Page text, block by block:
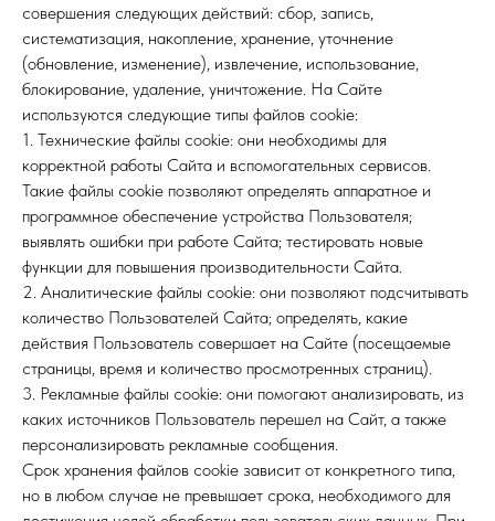
совершения следующих действий: сбор, запись,
систематизация, накопление, хранение, уточнение
(обновление, изменение), извлечение, использование,
блокирование, удаление, уничтожение. На Сайте
используются следующие типы файлов cookie:
1. Технические файлы cookie: они необходимы для
корректной работы Сайта и вспомогательных сервисов.
Такие файлы cookie позволяют определять аппаратное и
программное обеспечение устройства Пользователя;
выявлять ошибки при работе Сайта; тестировать новые
функции для повышения производительности Сайта.
2. Аналитические файлы cookie: они позволяют подсчитывать
количество Пользователей Сайта; определять, какие
действия Пользователь совершает на Сайте (посещаемые
страницы, время и количество просмотренных страниц).
3. Рекламные файлы cookie: они помогают анализировать, из
каких источников Пользователь перешел на Сайт, а также
персонализировать рекламные сообщения.
Срок хранения файлов cookie зависит от конкретного типа,
но в любом случае не превышает срока, необходимого для